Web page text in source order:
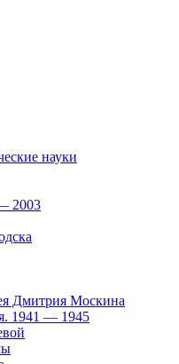
науки
2003
Дмитрия Москина
1941 — 1945